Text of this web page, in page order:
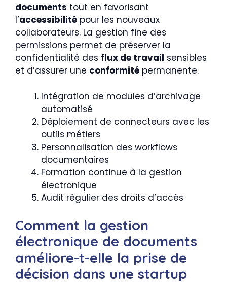
documents tout en favorisant
l’accessibilité pour les nouveaux
collaborateurs. La gestion fine des
permissions permet de préserver la
confidentialité des flux de travail sensibles
et d’assurer une conformité permanente.
Intégration de modules d’archivage
automatisé
Déploiement de connecteurs avec les
outils métiers
Personnalisation des workflows
documentaires
Formation continue à la gestion
électronique
Audit régulier des droits d’accès
Comment la gestion
électronique de documents
améliore-t-elle la prise de
décision dans une startup